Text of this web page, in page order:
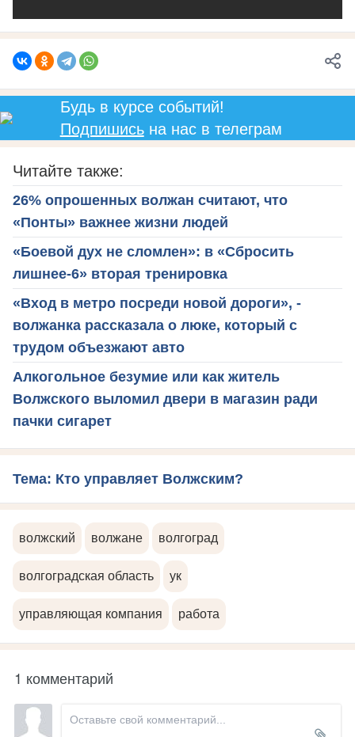
Будь в курсе событий!
Подпишисьна нас в телеграм
Читайте также:
26% опрошенных волжан считают, что
«Понты» важнее жизни людей
«Боевой дух не сломлен»: в «Сбросить
лишнее-6» вторая тренировка
«Вход в метро посреди новой дороги», -
волжанка рассказала о люке, который с
трудом объезжают авто
Алкогольное безумие или как житель
Волжского выломил двери в магазин ради
пачки сигарет
Тема: Кто управляет Волжским?
волжский волжане волгоград
волгоградская область ук
управляющая компания работа
1 комментарий